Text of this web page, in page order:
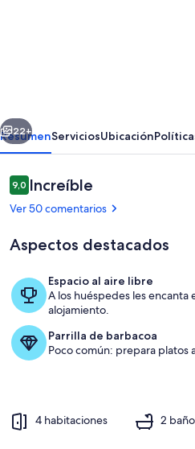
la
playa
de
Valencia
Siguiente
22+
ResumenServiciosUbicación
Comentarios
9,09,0 de 10
Increíble
Ver 50 comentarios
Aspectos destacados
Espacio al aire libre
A los huéspedes les encanta
alojamiento.
Parrilla de barbacoa
Poco común: prepara platos
4 habitaciones 2